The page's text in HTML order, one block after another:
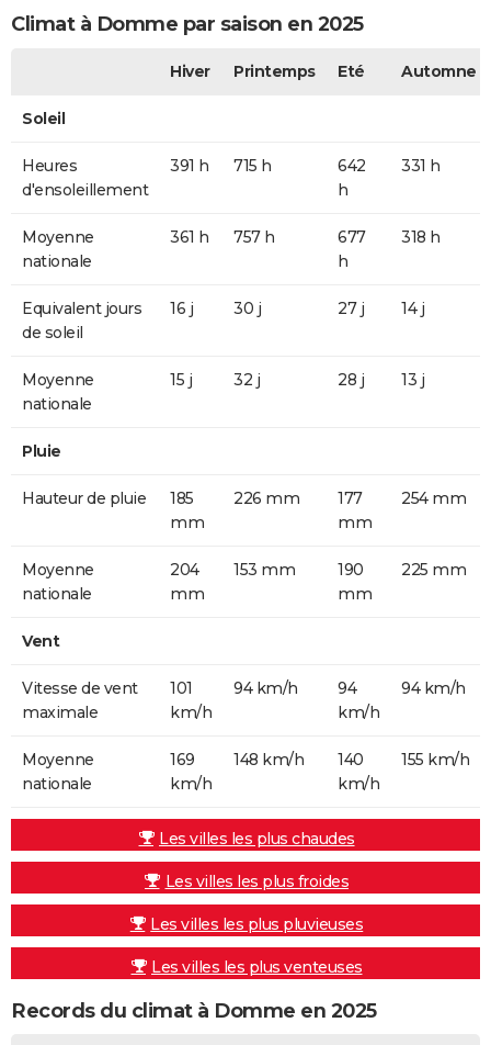
Climat à Domme par saison en 2025
Hiver Printemps Eté Automne
Soleil
Heures
d'ensoleillement
391 h 715 h
642
h
331 h
Moyenne
nationale
361 h 757 h
677
h
318 h
Equivalent jours
de soleil
16 j 30 j 27 j 14 j
Moyenne
nationale
15 j 32 j 28 j 13 j
Pluie
Hauteur de pluie
185
mm
226 mm
177
mm
254 mm
Moyenne
nationale
204
mm
153 mm
190
mm
225 mm
Vent
Vitesse de vent
maximale
101
km/h
94 km/h
94
km/h
94 km/h
Moyenne
nationale
169
km/h
148 km/h
140
km/h
155 km/h
Les villes les plus chaudes
Les villes les plus froides
Les villes les plus pluvieuses
Les villes les plus venteuses
Records du climat à Domme en 2025